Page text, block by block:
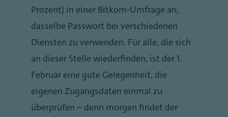
Prozent) in einer Bitkom-Umfrage an,
dasselbe Passwort bei verschiedenen
Diensten zu verwenden. Für alle, die sich
an dieser Stelle wiederfinden, ist der 1.
Februar eine gute Gelegenheit, die
eigenen Zugangsdaten einmal zu
überprüfen – denn morgen findet der